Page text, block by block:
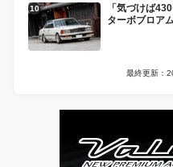
「気づけば
ターボブロア
最終更新：